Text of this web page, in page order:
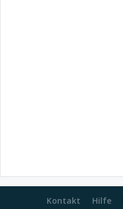
Kontakt Hilfe